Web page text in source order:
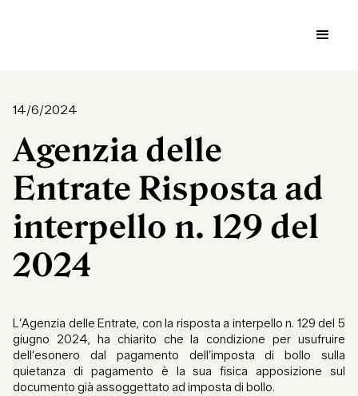
14/6/2024
Agenzia delle
Entrate Risposta ad
interpello n. 129 del
2024
L’Agenzia delle Entrate, con la risposta a interpello n. 129 del 5
giugno 2024, ha chiarito che la condizione per usufruire
dell’esonero dal pagamento dell’imposta di bollo sulla
quietanza di pagamento è la sua fisica apposizione sul
documento già assoggettato ad imposta di bollo.